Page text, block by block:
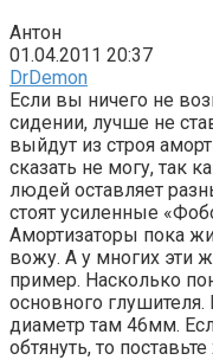
Антон
01.04.2011 20:37
DrDemon
Если вы ничего не
сидении, лучше не
выйдут из строя
сказать не могу, так
людей оставляет
стоят усиленные
Амортизаторы пока
вожу. А у многих эти
пример. Насколько
основного
диаметр там 46мм.
обтянуть, то